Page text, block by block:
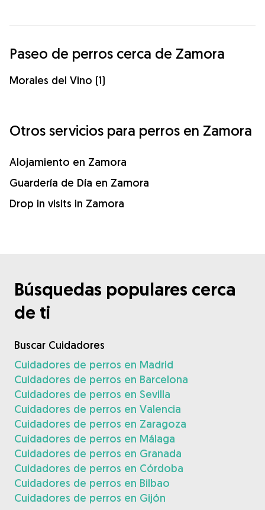
Paseo de perros cerca de Zamora
Morales del Vino (1)
Otros servicios para perros en Zamora
Alojamiento en Zamora
Guardería de Día en Zamora
Drop in visits in Zamora
Búsquedas populares cerca
de ti
Buscar Cuidadores
Cuidadores de perros en Madrid
Cuidadores de perros en Barcelona
Cuidadores de perros en Sevilla
Cuidadores de perros en Valencia
Cuidadores de perros en Zaragoza
Cuidadores de perros en Málaga
Cuidadores de perros en Granada
Cuidadores de perros en Córdoba
Cuidadores de perros en Bilbao
Cuidadores de perros en Gijón